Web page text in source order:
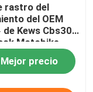
rastro del
del OEM
de Kews Cbs300
Motobike
Mejor precio